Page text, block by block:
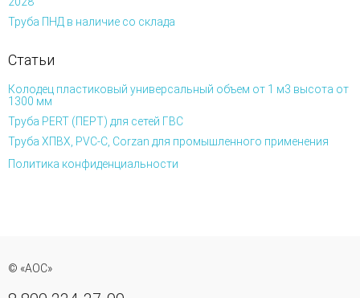
Труба ПНД в наличие со склада
Статьи
Колодец пластиковый универсальный объем от 1 м3 высота от
1300 мм
Труба PERT (ПЕРТ) для сетей ГВС
Труба ХПВХ, PVC-C, Corzan для промышленного применения
Политика конфиденциальности
© «АОС»